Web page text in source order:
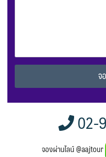
Alternative:
02-
จองผ่านไลน์ @aajtour